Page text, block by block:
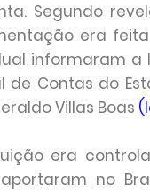
Segundo
era
informaram
de Contas do
Villas Boas
era
no